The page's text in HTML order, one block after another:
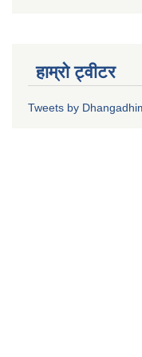
हाम्रो ट्वीटर
Tweets by